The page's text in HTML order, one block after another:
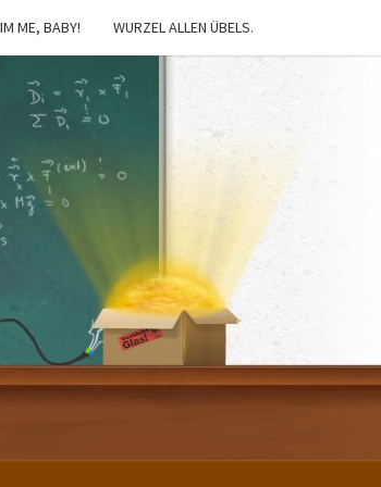
ME, BABY! WURZEL ALLEN ÜBELS.